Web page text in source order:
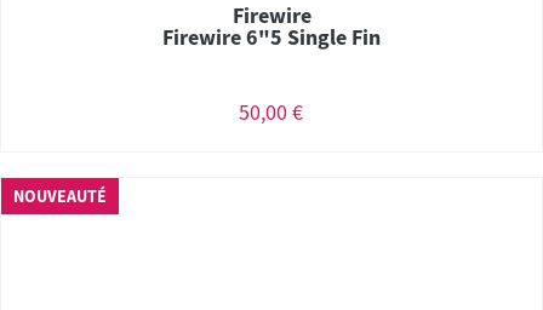
Firewire
Firewire 6"5 Single Fin
50,00 €
NOUVEAUTÉ